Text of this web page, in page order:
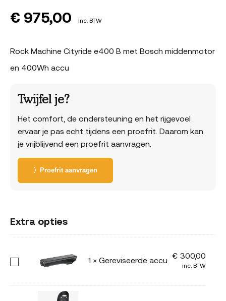
€ 975,00 inc. BTW
Rock Machine Cityride e400 B met Bosch middenmotor
en 400Wh accu
Twijfel je?
Het comfort, de ondersteuning en het rijgevoel
ervaar je pas echt tijdens een proefrit. Daarom kan
je vrijblijvend een proefrit aanvragen.
〉Proefrit aanvragen
Extra opties
Gereviseerde
accu
1 × Gereviseerde accu € 300,00
inc. BTW